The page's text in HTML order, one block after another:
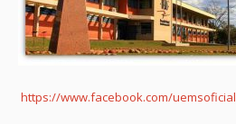
https://www.facebook.com/uemsoficial